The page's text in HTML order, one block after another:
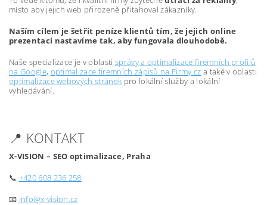
místo aby jejich web přirozeně přitahoval zákazníky.
Naším cílem je šetřit peníze klientů tím, že jejich online
prezentaci nastavíme tak, aby fungovala dlouhodobě.
Naše specializace je v oblasti správy a optimalizace firemních profilů
na Google, optimalizace firemních zápisů na Firmy.cz a také v oblasti
optimalizace webových stránek pro lokální služby a lokální
vyhledávání.
📍 KONTAKT
X-VISION – SEO optimalizace, Praha
📞 +420 608 236 258
📧 info@x-vision.cz